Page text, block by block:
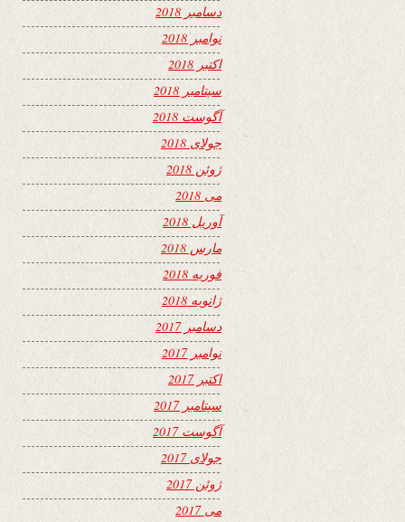
دسامبر 2018
نوامبر 2018
اکتبر 2018
سپتامبر 2018
آگوست 2018
جولای 2018
ژوئن 2018
می 2018
آوریل 2018
مارس 2018
فوریه 2018
ژانویه 2018
دسامبر 2017
نوامبر 2017
اکتبر 2017
سپتامبر 2017
آگوست 2017
جولای 2017
ژوئن 2017
می 2017